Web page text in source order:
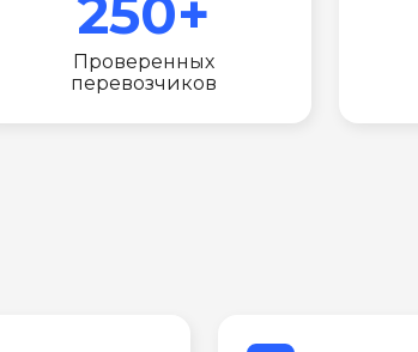
250+
Проверенных
перевозчиков